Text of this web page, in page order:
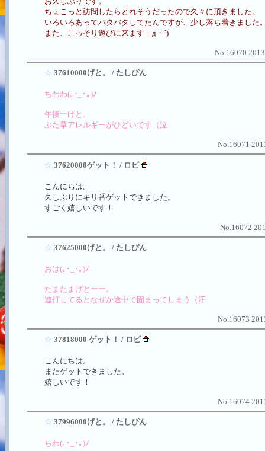
ちょこっと訪問したらとれそうだったので久々に頂きました。
いろいろあってバタバタしてたんですが、少し落ち着きました
また、こっそり遊びに来ます｜д・´)
No.16070
☆ 37610000げと。 / たしぴん
ちわわ(｡･_･｡)ﾉ
午後一げと。
ぶた草アレルギーがひどいです（泣
No.16071
☆ 37620000ゲット！ / ロビ
こんにちは。
久しぶりにキリ番ゲットできました。
すごく嬉しいです！
No.16072
☆ 37625000げと。 / たしぴん
おは(｡･_･｡)ﾉ
たまたまげとーー。
連打してるとなぜか途中で固まってしまう（汗
No.16073
☆ 37818000 ゲット！ / ロビ
こんにちは。
またゲットできました。
嬉しいです！
No.16074
☆ 37996000げと。 / たしぴん
ちわ(｡･_･｡)ﾉ